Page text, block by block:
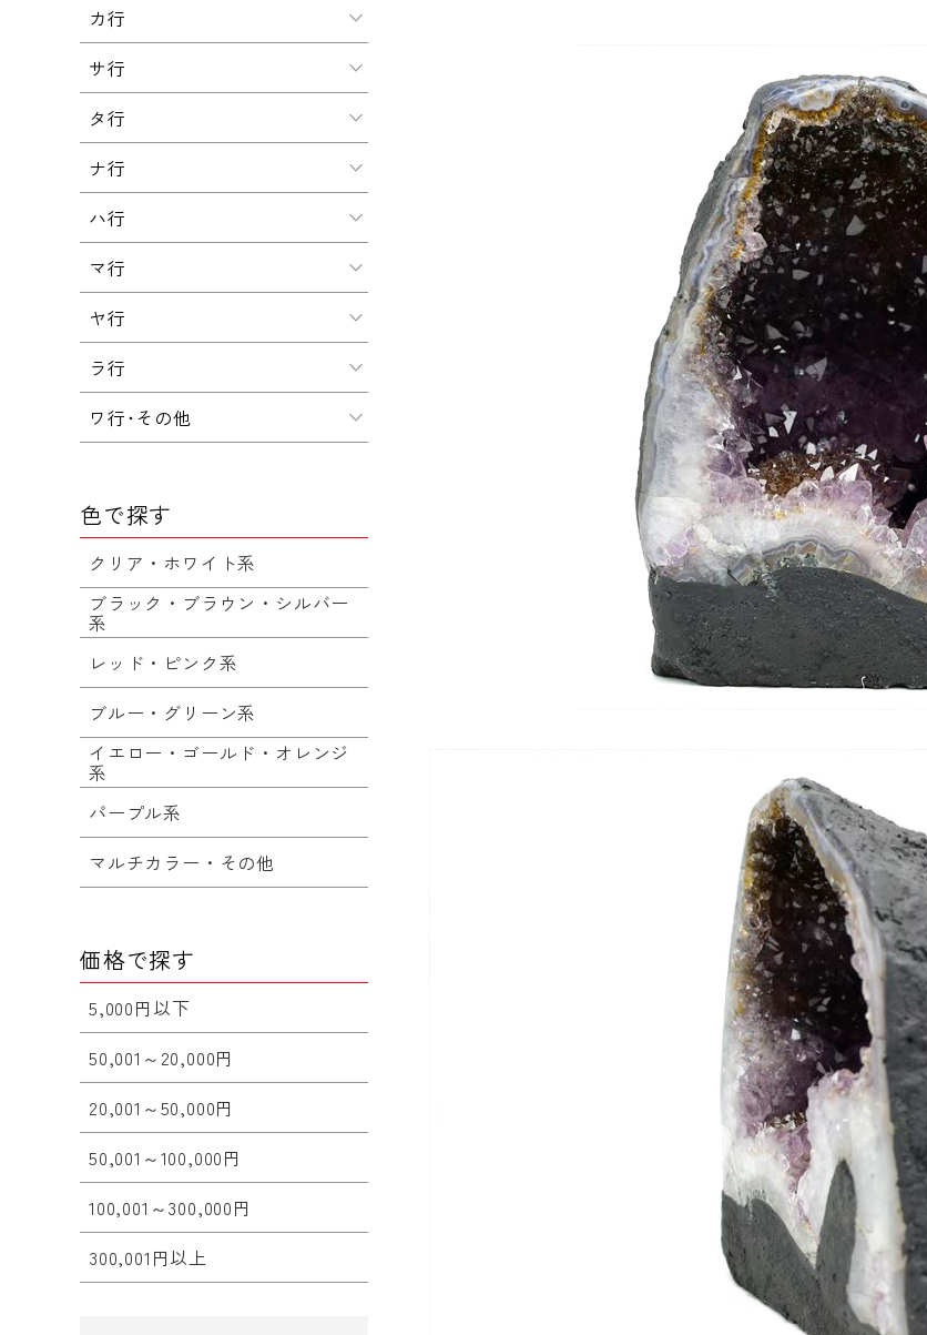
カ行
サ行
タ行
ナ行
ハ行
マ行
ヤ行
ラ行
ワ行･その他
色で探す
クリア・ホワイト系
ブラック・ブラウン・シルバー
系
レッド・ピンク系
ブルー・グリーン系
イエロー・ゴールド・オレンジ
系
パープル系
マルチカラー・その他
価格で探す
5,000円以下
50,001～20,000円
20,001～50,000円
50,001～100,000円
100,001～300,000円
300,001円以上